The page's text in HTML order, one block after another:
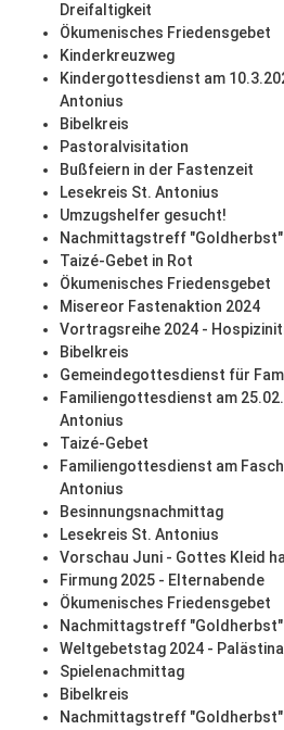
Dreifaltigkeit
Ökumenisches Friedensgebet
Kinderkreuzweg
Kindergottesdienst am
Antonius
Bibelkreis
Pastoralvisitation
Bußfeiern in der Fastenzeit
Lesekreis St. Antonius
Umzugshelfer gesucht!
Nachmittagstreff "Goldherbst"
Taizé-Gebet in Rot
Ökumenisches Friedensgebet
Misereor Fastenaktion 2024
Vortragsreihe 2024 -
Bibelkreis
Gemeindegottesdienst für
Familiengottesdienst am
Antonius
Taizé-Gebet
Familiengottesdienst am
Antonius
Besinnungsnachmittag
Lesekreis St. Antonius
Vorschau Juni - Gottes Kleid
Firmung 2025 - Elternabende
Ökumenisches Friedensgebet
Nachmittagstreff "Goldherbst"
Weltgebetstag 2024 - Palästina
Spielenachmittag
Bibelkreis
Nachmittagstreff "Goldherbst"